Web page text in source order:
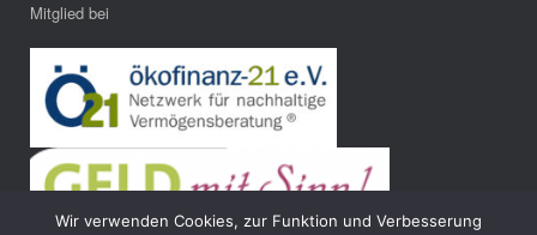
Mitglied bei
Wir verwenden Cookies, zur Funktion und Verbesserung